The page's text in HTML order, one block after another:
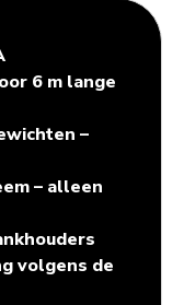
6 m lange
–
– alleen
volgens de